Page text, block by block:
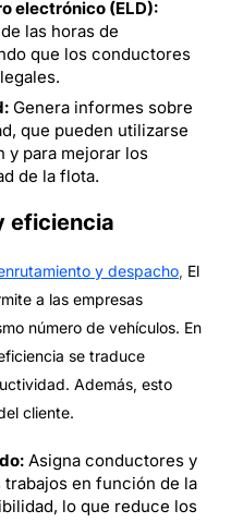
electrónico (ELD):
las horas de
que los conductores
Genera informes sobre
que pueden utilizarse
y para mejorar los
de la flota.
eficiencia
y despacho, El
a las empresas
número de vehículos. En
se traduce
Además, esto
cliente.
Asigna conductores y
en función de la
lo que reduce los